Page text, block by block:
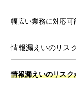
幅広い業務に対応可
情報漏えいのリス
情報漏えいのリス